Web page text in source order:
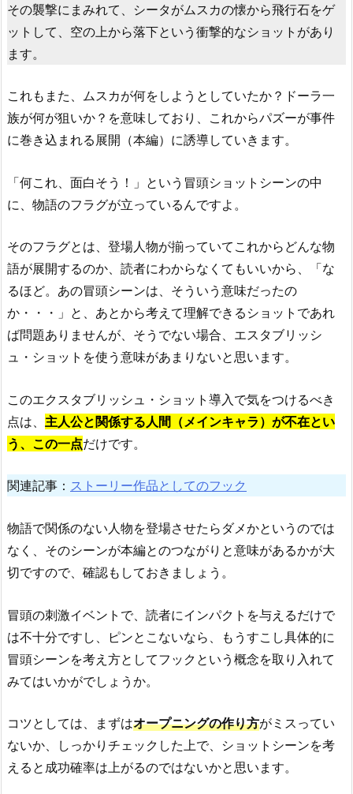
その襲撃にまみれて、シータがムスカの懐から飛行石をゲ
ットして、空の上から落下という衝撃的なショットがあり
ます。
これもまた、ムスカが何をしようとしていたか？ドーラ一
族が何が狙いか？を意味しており、これからパズーが事件
に巻き込まれる展開（本編）に誘導していきます。
「何これ、面白そう！」という冒頭ショットシーンの中
に、物語のフラグが立っているんですよ。
そのフラグとは、登場人物が揃っていてこれからどんな物
語が展開するのか、読者にわからなくてもいいから、「な
るほど。あの冒頭シーンは、そういう意味だったの
か・・・」と、あとから考えて理解できるショットであれ
ば問題ありませんが、そうでない場合、エスタブリッシ
ュ・ショットを使う意味があまりないと思います。
このエクスタブリッシュ・ショット導入で気をつけるべき
点は、 主人公と関係する人間（メインキャラ）が不在とい
う、この一点だけです。
関連記事： ストーリー作品としてのフック
物語で関係のない人物を登場させたらダメかというのでは
なく、そのシーンが本編とのつながりと意味があるかが大
切ですので、確認もしておきましょう。
冒頭の刺激イベントで、読者にインパクトを与えるだけで
は不十分ですし、ピンとこないなら、もうすこし具体的に
冒頭シーンを考え方としてフックという概念を取り入れて
みてはいかがでしょうか。
コツとしては、まずはオープニングの作り方がミスってい
ないか、しっかりチェックした上で、ショットシーンを考
えると成功確率は上がるのではないかと思います。